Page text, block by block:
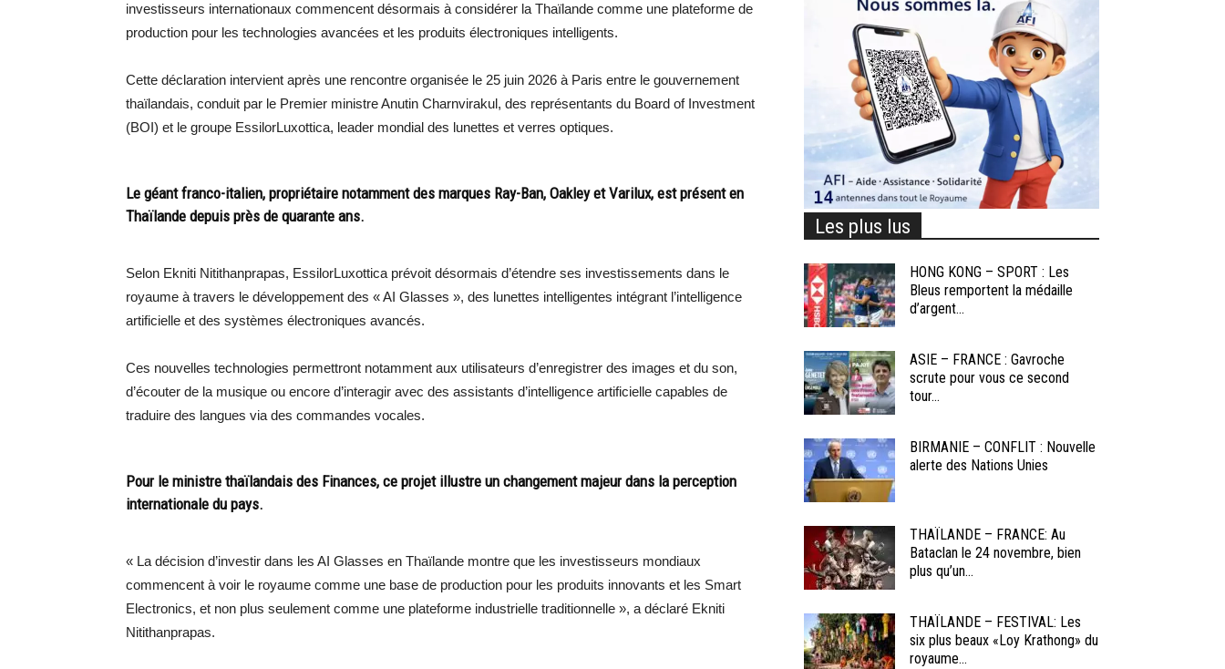
investisseurs internationaux commencent désormais à considérer la Thaïlande comme une plateforme de
production pour les technologies avancées et les produits électroniques intelligents.
Cette déclaration intervient après une rencontre organisée le 25 juin 2026 à Paris entre le gouvernement
thaïlandais, conduit par le Premier ministre Anutin Charnvirakul, des représentants du Board of Investment
(BOI) et le groupe EssilorLuxottica, leader mondial des lunettes et verres optiques.
Le géant franco-italien, propriétaire notamment des marques Ray-Ban, Oakley et Varilux, est présent en
Thaïlande depuis près de quarante ans.
Selon Ekniti Nitithanprapas, EssilorLuxottica prévoit désormais d’étendre ses investissements dans le
royaume à travers le développement des « AI Glasses », des lunettes intelligentes intégrant l’intelligence
artificielle et des systèmes électroniques avancés.
Ces nouvelles technologies permettront notamment aux utilisateurs d’enregistrer des images et du son,
d’écouter de la musique ou encore d’interagir avec des assistants d’intelligence artificielle capables de
traduire des langues via des commandes vocales.
Pour le ministre thaïlandais des Finances, ce projet illustre un changement majeur dans la perception
internationale du pays.
« La décision d’investir dans les AI Glasses en Thaïlande montre que les investisseurs mondiaux
commencent à voir le royaume comme une base de production pour les produits innovants et les Smart
Electronics, et non plus seulement comme une plateforme industrielle traditionnelle », a déclaré Ekniti
Nitithanprapas.
Les plus lus
HONG KONG – SPORT : Les
Bleus remportent la médaille
d’argent...
ASIE – FRANCE : Gavroche
scrute pour vous ce second
tour...
BIRMANIE – CONFLIT : Nouvelle
alerte des Nations Unies
THAÏLANDE – FRANCE: Au
Bataclan le 24 novembre, bien
plus qu’un...
THAÏLANDE – FESTIVAL: Les
six plus beaux «Loy Krathong» du
royaume...